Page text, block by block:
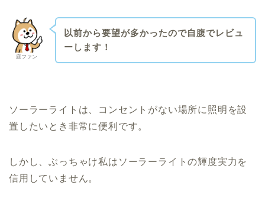
庭ファン
以前から要望が多かったので自腹でレビュ
ーします！
ソーラーライトは、コンセントがない場所に照明を設
置したいとき非常に便利です。
しかし、ぶっちゃけ私はソーラーライトの輝度実力を
信用していません。